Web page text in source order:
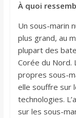
À quoi
Un sous-marin
plus grand, au
plupart des
Corée du Nord.
propres sous-
elle souffre sur
technologies.
sur les sous-